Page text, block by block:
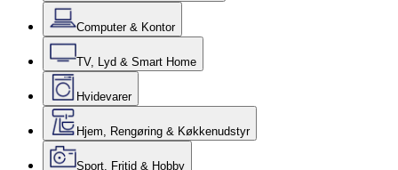
Computer & Kontor
TV, Lyd & Smart Home
Hvidevarer
Hjem, Rengøring & Køkkenudstyr
Sport, Fritid & Hobby